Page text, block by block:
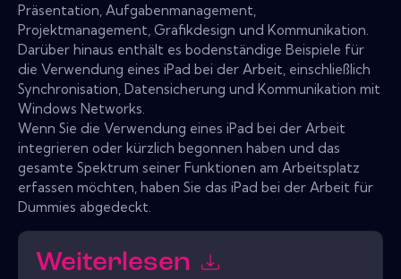
Präsentation, Aufgabenmanagement,
Projektmanagement, Grafikdesign und Kommunikation.
Darüber hinaus enthält es bodenständige Beispiele für
die Verwendung eines iPad bei der Arbeit, einschließlich
Synchronisation, Datensicherung und Kommunikation mit
Windows Networks.
Wenn Sie die Verwendung eines iPad bei der Arbeit
integrieren oder kürzlich begonnen haben und das
gesamte Spektrum seiner Funktionen am Arbeitsplatz
erfassen möchten, haben Sie das iPad bei der Arbeit für
Dummies abgedeckt.
Weiterlesen